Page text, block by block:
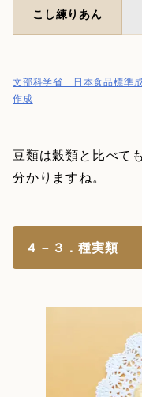
こし練りあん
文部科学省「日本食品標準
作成
豆類は穀類と比べて
分かりますね。
４－３．種実類